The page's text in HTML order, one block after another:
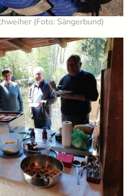
(Foto: Sängerbund)